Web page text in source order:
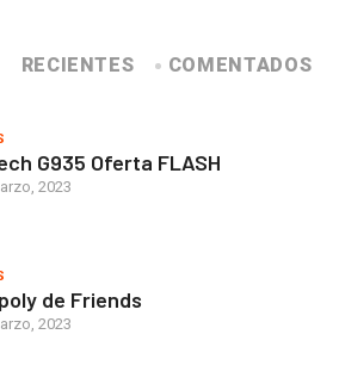
RECIENTES COMENTADOS
G935 Oferta FLASH
2023
de Friends
2023